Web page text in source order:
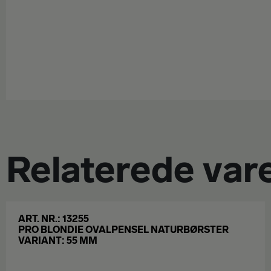
Relaterede
ART. NR.: 13255
PRO BLONDIE OVALPENSEL NATURBØRSTER
VARIANT: 55 MM